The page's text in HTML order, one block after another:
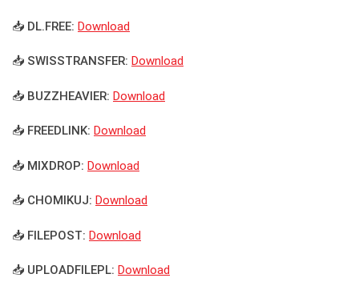
📥 DL.FREE: Download
📥 SWISSTRANSFER: Download
📥 BUZZHEAVIER: Download
📥 FREEDLINK: Download
📥 MIXDROP: Download
📥 CHOMIKUJ: Download
📥 FILEPOST: Download
📥 UPLOADFILEPL: Download